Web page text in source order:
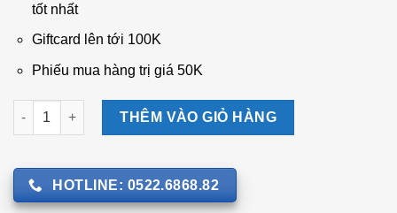
tốt nhất
Giftcard lên tới 100K
Phiếu mua hàng trị giá 50K
Kệ góc Bancoot LK51049-1 số lượng
THÊM VÀO GIỎ HÀNG
HOTLINE: 0522.6868.82